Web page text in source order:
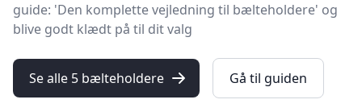
guide: 'Den komplette vejledning til bælteholdere' og
blive godt klædt på til dit valg
Se alle 5 bælteholdere Gå til guiden